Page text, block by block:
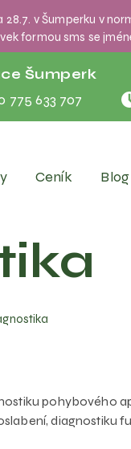
v Šumperku v
formou sms se
Šumperk
775 633 707
Ceník Blog
pohybového
diagnostiku